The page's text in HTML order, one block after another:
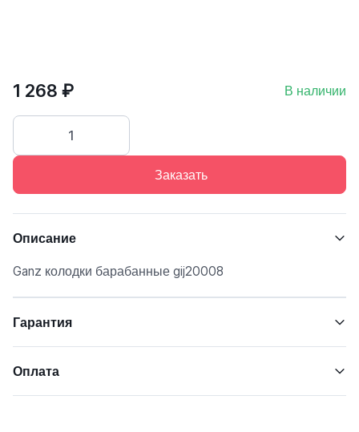
1 268 ₽ В наличии
Заказать
Описание
Ganz колодки барабанные gij20008
Гарантия
Оплата